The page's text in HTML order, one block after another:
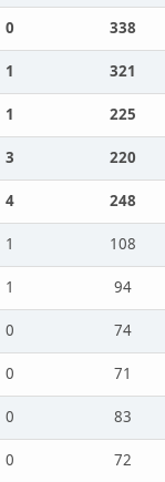
0
338
1
321
1
225
3
220
4
248
1
108
1
94
0
74
0
71
0
83
0
72